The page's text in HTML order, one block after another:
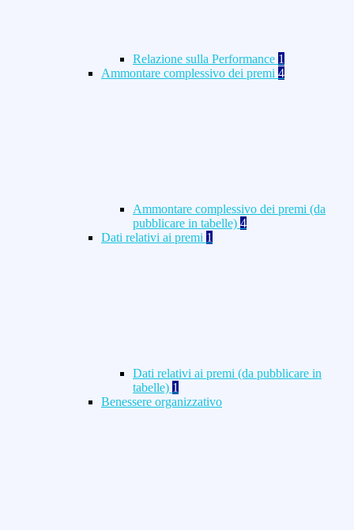
Relazione sulla Performance 1
Ammontare complessivo dei premi 4
Ammontare complessivo dei premi (da
pubblicare in tabelle) 4
Dati relativi ai premi 1
Dati relativi ai premi (da pubblicare in
tabelle) 1
Benessere organizzativo